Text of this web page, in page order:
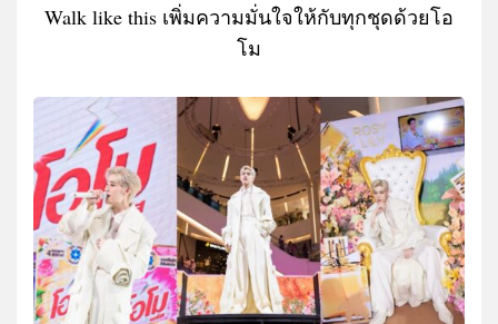
Walk like this เพิ่มความมั่นใจให้กับทุกชุดด้วยโอ
โม